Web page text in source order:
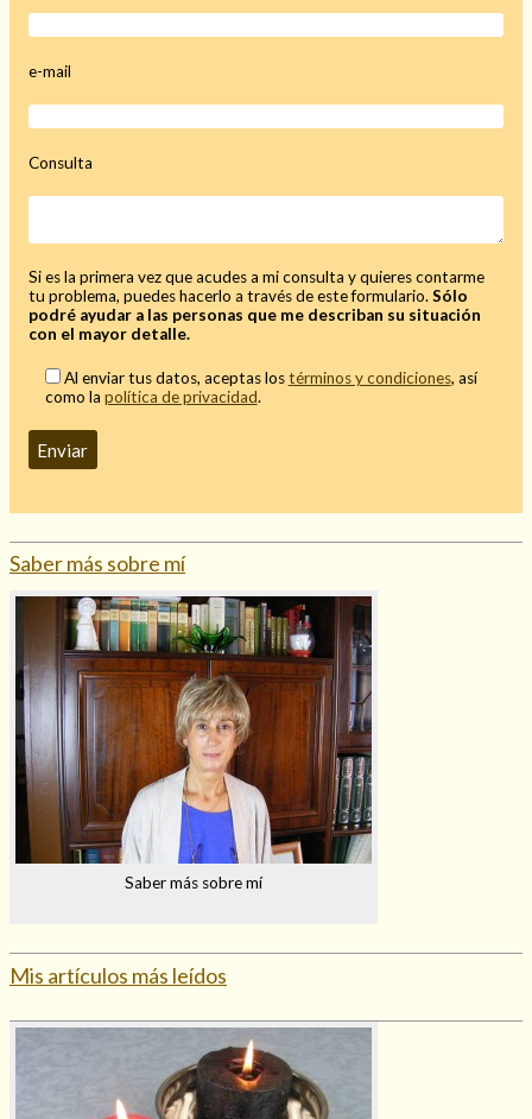
Hechizo de alejamiento
Alejamiento(208)
Amarres (145)
Cómo recuperar a mi ex (190)
Endulzamiento(112)
Hechizo de amor
Infidelidad
Tarot online
(372)
Mi rincón
Mis libros favoritos
Mi Blog
¿Qué es el tarot?
e-mail
Consulta
Si es la primera vez que acudes a mi consulta y quieres contarme
tu problema, puedes hacerlo a través de este formulario.Sólo
podré ayudar a las personas que me describan su situación
con el mayor detalle.
Al enviar tus datos, aceptas lostérminos y condiciones, así
como la política de privacidad.
Saber más sobre mí
Saber más sobre mí
Mis artículos más leídos